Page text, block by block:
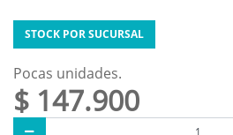
STOCK POR SUCURSAL
Pocas unidades.
$ 147.900